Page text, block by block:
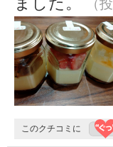
（
このクチコミに